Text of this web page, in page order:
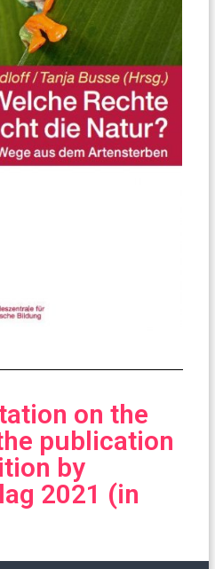
on the
publication
by
2021 (in